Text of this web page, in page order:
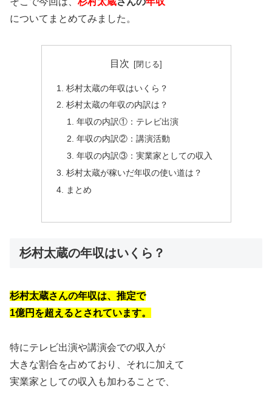
についてまとめてみました。
目次
杉村太蔵の年収はいくら？
杉村太蔵の年収の内訳は？
年収の内訳①：テレビ出演
年収の内訳②：講演活動
年収の内訳③：実業家としての収入
杉村太蔵が稼いだ年収の使い道は？
まとめ
杉村太蔵の年収はいくら？
杉村太蔵さんの年収は、推定で
1億円を超えるとされています。
特にテレビ出演や講演会での収入が
大きな割合を占めており、それに加えて
実業家としての収入も加わることで、